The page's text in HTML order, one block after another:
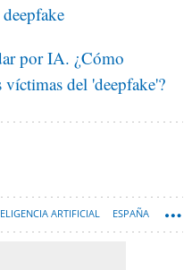
por IA. ¿Cómo
del 'deepfake'?
ARTIFICIAL ESPAÑA